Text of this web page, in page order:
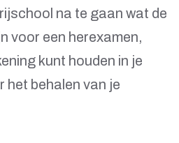
na te gaan wat de
voor een herexamen,
kunt houden in je
het behalen van je